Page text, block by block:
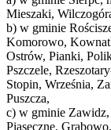
Mieszaki,
b) w gminie
Komorowo,
Ostrów, Pianki,
Pszczele,
Stopin, Września,
Puszcza,
c) w gminie
Piaseczne,